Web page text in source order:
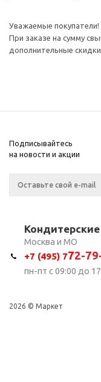
Уважаемые покупатели!
При заказе на сумму
дополнительные
Подписывайтесь
на новости и акции
Москва и МО
+7 (495) 772-
пн-пт с 09:00 до
2026 © Маркет